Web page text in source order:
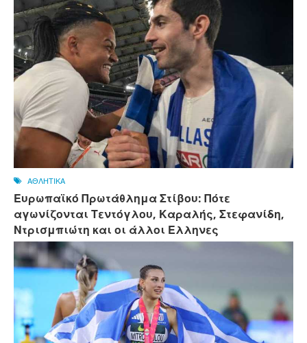
ΑΘΛΗΤΙΚΑ
Ευρωπαϊκό Πρωτάθλημα Στίβου: Πότε
αγωνίζονται Τεντόγλου, Καραλής, Στεφανίδη,
Ντρισμπιώτη και οι άλλοι Ελληνες